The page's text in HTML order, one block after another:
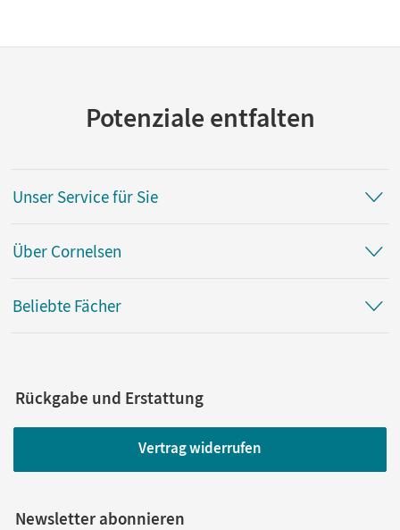
Potenziale entfalten
Unser Service für Sie
Über Cornelsen
Beliebte Fächer
Rückgabe und Erstattung
Vertrag widerrufen
Newsletter abonnieren